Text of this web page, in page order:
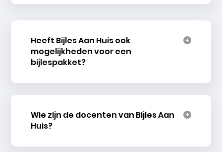
Heeft Bijles Aan Huis ook
mogelijkheden voor een
bijlespakket?
Wie zijn de docenten van Bijles Aan
Huis?